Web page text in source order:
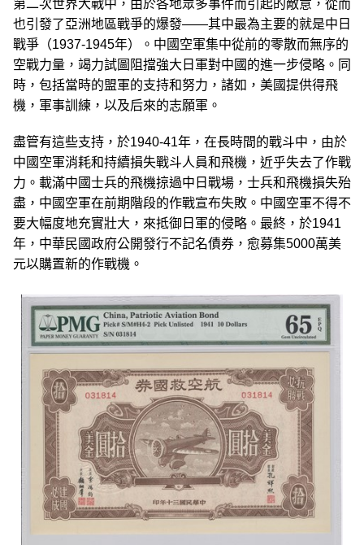
第二次世界大戰中，由於各地眾多事件而引起的敵意，從而
也引發了亞洲地區戰爭的爆發——其中最為主要的就是中日
戰爭（1937-1945年）。中國空軍集中從前的零散而無序的
空戰力量，竭力試圖阻擋強大日軍對中國的進一步侵略。同
時，包括當時的盟軍的支持和努力，諸如，美國提供得飛
機，軍事訓練，以及后來的志願軍。
盡管有這些支持，於1940-41年，在長時間的戰斗中，由於
中國空軍消耗和持續損失戰斗人員和飛機，近乎失去了作戰
力。載滿中國士兵的飛機掠過中日戰場，士兵和飛機損失殆
盡，中國空軍在前期階段的作戰宣布失敗。中國空軍不得不
要大幅度地充實壯大，來抵御日軍的侵略。最終，於1941
年，中華民國政府公開發行不記名債券，愈募集5000萬美
元以購置新的作戰機。